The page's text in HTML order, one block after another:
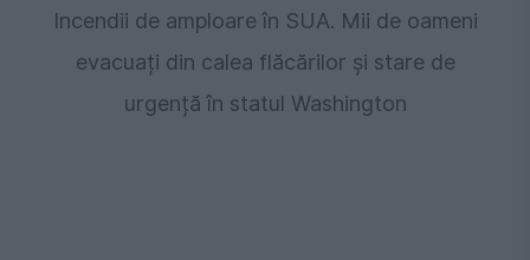
Incendii de amploare în SUA. Mii de oameni
evacuați din calea flăcărilor și stare de
urgență în statul Washington